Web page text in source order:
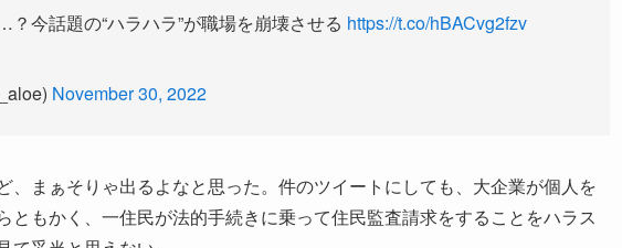
今話題の“ハラハラ”が職場を崩壊させる https://t.co/hBACvg2fzv
November 30, 2022
、まぁそりゃ出るよなと思った。件のツイートにしても、大企業が個人を
ともかく、一住民が法的手続きに乗って住民監査請求をすることをハラス